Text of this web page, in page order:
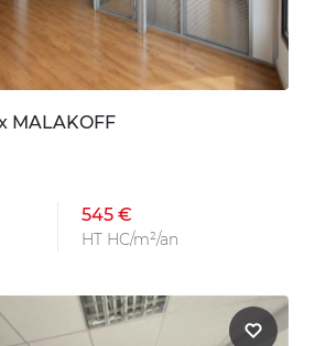
MALAKOFF
545 €
HT HC/m²/an